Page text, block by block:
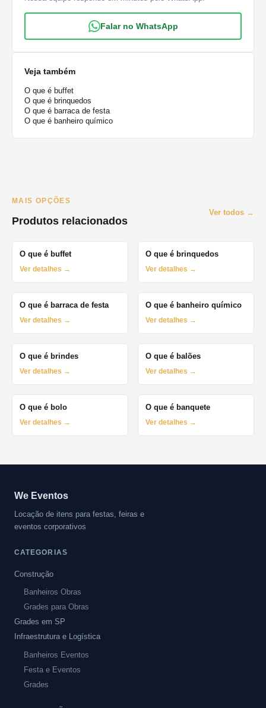
Falar no WhatsApp
Veja também
O que é buffet
O que é brinquedos
O que é barraca de festa
O que é banheiro químico
MAIS OPÇÕES
Produtos relacionados
Ver todos →
O que é buffet
Ver detalhes →
O que é brinquedos
Ver detalhes →
O que é barraca de festa
Ver detalhes →
O que é banheiro químico
Ver detalhes →
O que é brindes
Ver detalhes →
O que é balões
Ver detalhes →
O que é bolo
Ver detalhes →
O que é banquete
Ver detalhes →
We Eventos
Locação de itens para festas, feiras e
eventos corporativos
CATEGORIAS
Construção
Banheiros Obras
Grades para Obras
Grades em SP
Infraestrutura e Logística
Banheiros Eventos
Festa e Eventos
Grades